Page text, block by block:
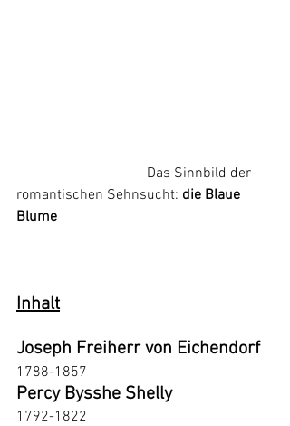
romantischen Sehnsucht: die Blaue
Blume
Inhalt
Joseph Freiherr von Eichendorf
1788-1857
Percy Bysshe Shelly
1792-1822